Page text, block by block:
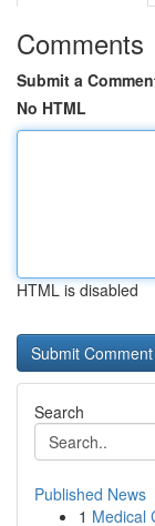
Comments
Submit a
No HTML
HTML is disabled
Search
Published News
1 Medical